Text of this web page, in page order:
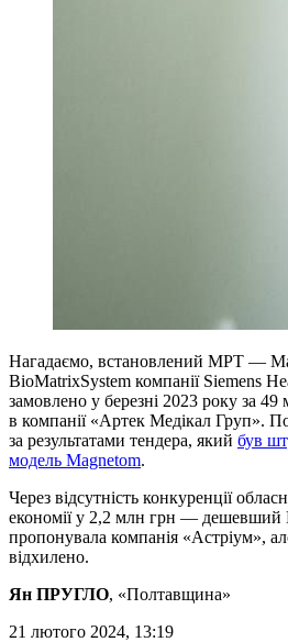
Нагадаємо, встановлений МРТ —
BioMatrixSystem компанії Siemens
замовлено у березні 2023 року за
в компанії «Артек Медікал Груп».
за результатами тендера, який був
модель Magnetom.
Через відсутність конкуренції
економії у 2,2 млн грн — дешевший
пропонувала компанія «Астріум»,
відхилено.
Ян ПРУГЛО, «Полтавщина»
21 лютого 2024, 13:19